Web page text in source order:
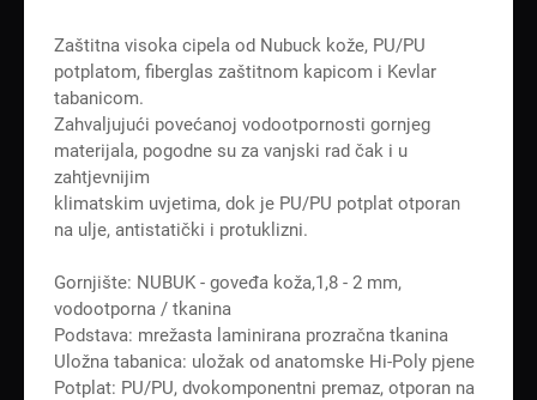
Zaštitna visoka cipela od Nubuck kože, PU/PU
potplatom, fiberglas zaštitnom kapicom i Kevlar
tabanicom.
Zahvaljujući povećanoj vodootpornosti gornjeg
materijala, pogodne su za vanjski rad čak i u
zahtjevnijim
klimatskim uvjetima, dok je PU/PU potplat otporan
na ulje, antistatički i protuklizni.
Gornjište: NUBUK - goveđa koža,1,8 - 2 mm,
vodootporna / tkanina
Podstava: mrežasta laminirana prozračna tkanina
Uložna tabanica: uložak od anatomske Hi-Poly pjene
Potplat: PU/PU, dvokomponentni premaz, otporan na